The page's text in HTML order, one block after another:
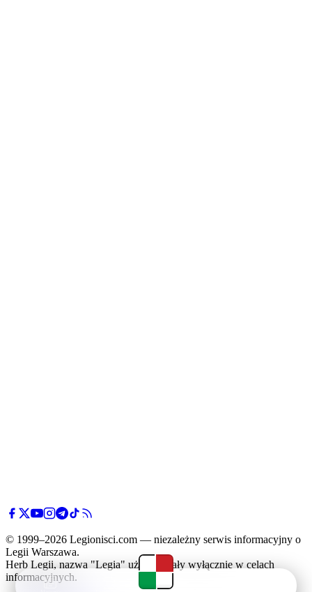
© 1999–2026 Legionisci.com — niezależny serwis informacyjny o
Legii Warszawa.
Herb Legii, nazwa "Legia" użyte zostały wyłącznie w celach
informacyjnych.